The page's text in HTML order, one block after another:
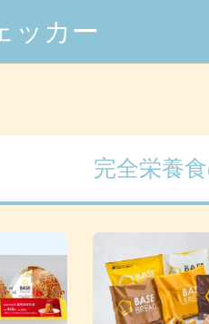
ッカー
完全栄養